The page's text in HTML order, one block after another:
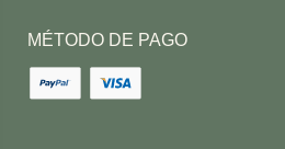
MÉTODO DE PAGO